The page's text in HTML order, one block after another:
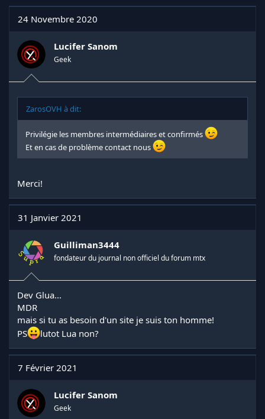
c
t
n
s
:
24 Novembre 2020
Lucifer Sanom
Geek
ZarosOVH à dit:
Privilégie les membres intermédiaires et confirmés
Et en cas de problème contact nous
Merci!
31 Janvier 2021
Guilliman3444
fondateur du journal non officiel du forum mtx
Dev Glua...
MDR
mais si tu as besoin d'un site je suis ton homme!
PS
lutot Lua non?
7 Février 2021
Lucifer Sanom
Geek